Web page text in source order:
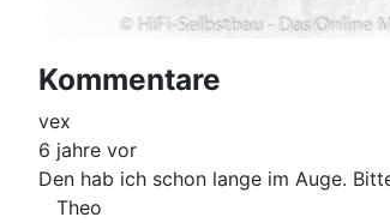
Kommentare
vex
6 jahre vor
Den hab ich schon lange im Auge.
Theo